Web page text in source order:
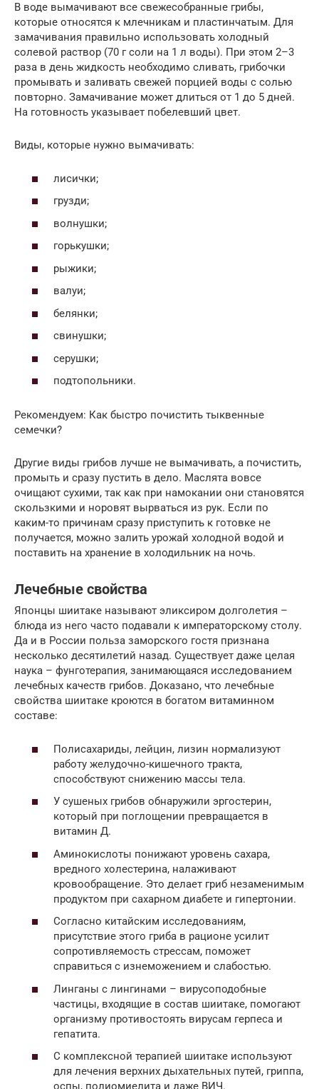
В воде вымачивают все свежесобранные грибы,
которые относятся к млечникам и пластинчатым. Для
замачивания правильно использовать холодный
солевой раствор (70 г соли на 1 л воды). При этом 2–3
раза в день жидкость необходимо сливать, грибочки
промывать и заливать свежей порцией воды с солью
повторно. Замачивание может длиться от 1 до 5 дней.
На готовность указывает побелевший цвет.
Виды, которые нужно вымачивать:
лисички;
грузди;
волнушки;
горькушки;
рыжики;
валуи;
белянки;
свинушки;
серушки;
подтопольники.
Рекомендуем: Как быстро почистить тыквенные
семечки?
Другие виды грибов лучше не вымачивать, а почистить,
промыть и сразу пустить в дело. Маслята вовсе
очищают сухими, так как при намокании они становятся
скользкими и норовят вырваться из рук. Если по
каким-то причинам сразу приступить к готовке не
получается, можно залить урожай холодной водой и
поставить на хранение в холодильник на ночь.
Лечебные свойства
Японцы шиитаке называют эликсиром долголетия –
блюда из него часто подавали к императорскому столу.
Да и в России польза заморского гостя признана
несколько десятилетий назад. Существует даже целая
наука – фунготерапия, занимающаяся исследованием
лечебных качеств грибов. Доказано, что лечебные
свойства шиитаке кроются в богатом витаминном
составе:
Полисахариды, лейцин, лизин нормализуют
работу желудочно-кишечного тракта,
способствуют снижению массы тела.
У сушеных грибов обнаружили эргостерин,
который при поглощении превращается в
витамин Д.
Аминокислоты понижают уровень сахара,
вредного холестерина, налаживают
кровообращение. Это делает гриб незаменимым
продуктом при сахарном диабете и гипертонии.
Согласно китайским исследованиям,
присутствие этого гриба в рационе усилит
сопротивляемость стрессам, поможет
справиться с изнеможением и слабостью.
Линганы с лингинами – вирусоподобные
частицы, входящие в состав шиитаке, помогают
организму противостоять вирусам герпеса и
гепатита.
С комплексной терапией шиитаке используют
для лечения верхних дыхательных путей, гриппа,
оспы, полиомиелита и даже ВИЧ.